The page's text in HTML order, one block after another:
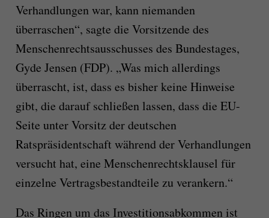
Verhandlungen war, kann niemanden
überraschen“, sagte die Vorsitzende des
Menschenrechtsausschusses des Bundestages,
Gyde Jensen (FDP). „Was mich allerdings
überrascht, ist, dass es bisher keine Hinweise
gibt, die darauf schließen lassen, dass die EU-
Seite unter Vorsitz der deutschen
Ratspräsidentschaft während der Verhandlungen
versucht hat, eine Menschenrechtsklausel für
einzelne Vertragsbestandteile zu verankern.“
Das Ringen um das Investitionsabkommen ist